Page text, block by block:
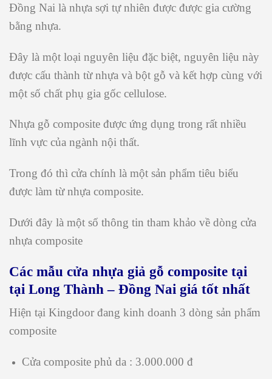
Đồng Nai là nhựa sợi tự nhiên được được gia cường
bằng nhựa.
Đây là một loại nguyên liệu đặc biệt, nguyên liệu này
được cấu thành từ nhựa và bột gỗ và kết hợp cùng với
một số chất phụ gia gốc cellulose.
Nhựa gỗ composite được ứng dụng trong rất nhiều
lĩnh vực của ngành nội thất.
Trong đó thì cửa chính là một sản phẩm tiêu biểu
được làm từ nhựa composite.
Dưới đây là một số thông tin tham khảo về dòng cửa
nhựa composite
Các mẫu cửa nhựa giả gỗ composite tại
tại Long Thành – Đồng Nai giá tốt nhất
Hiện tại Kingdoor đang kinh doanh 3 dòng sản phẩm
composite
Cửa composite phủ da : 3.000.000 đ